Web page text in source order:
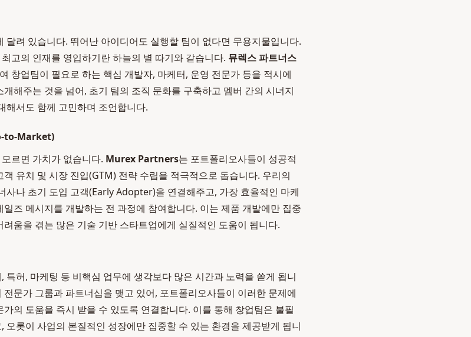
달려 있습니다. 뛰어난 아이디어도 실행할 팀이 없다면 무용지물입니다.
고의 인재를 영입하기란 하늘의 별 따기와 같습니다. 뮤렉스 파트너스
창업팀이 필요로 하는 핵심 개발자, 마케터, 운영 전문가 등을 적시에
해주는 것을 넘어, 초기 팀의 조직 문화를 구축하고 멤버 간의 시너지
해서도 함께 고민하며 조언합니다.
to-Market)
르면 가치가 없습니다. Murex Partners는 포트폴리오사들이 성공적
유치 및 시장 진입(GTM) 전략 수립을 적극적으로 돕습니다. 우리의
사나 초기 도입 고객(Early Adopter)을 연결해주고, 가장 효율적인 마케
즈 메시지를 개발하는 전 과정에 참여합니다. 이는 제품 개발에만 집중
움을 겪는 많은 기술 기반 스타트업에게 실질적인 도움이 됩니다.
특허, 마케팅 등 비핵심 업무에 생각보다 많은 시간과 노력을 쏟게 됩니
전문가 그룹과 파트너십을 맺고 있어, 포트폴리오사들이 이러한 문제에
의 도움을 즉시 받을 수 있도록 연결합니다. 이를 통해 창업팀은 불필
오롯이 사업의 본질적인 성장에만 집중할 수 있는 환경을 제공받게 됩니